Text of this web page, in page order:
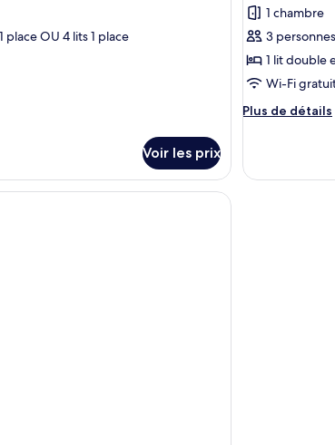
place OU 4 lits 1 place
Voir les prix
ce
type
de
chambre :
Chambre
1 chambre
3 personnes
1 lit double
Wi-Fi
Plus de détails
Plus
le